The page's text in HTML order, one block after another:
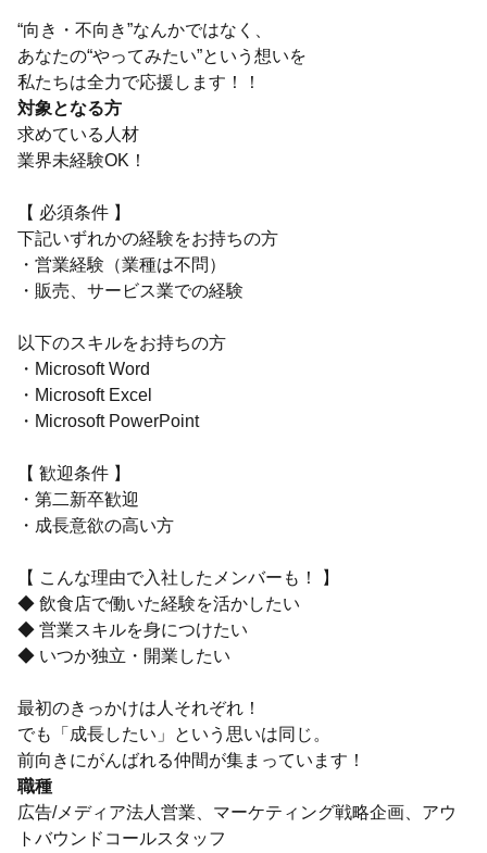
“向き・不向き”なんかではなく、
あなたの“やってみたい”という想いを
私たちは全力で応援します！！
対象となる方
求めている人材
業界未経験OK！
【 必須条件 】
下記いずれかの経験をお持ちの方
・営業経験（業種は不問）
・販売、サービス業での経験
以下のスキルをお持ちの方
・Microsoft Word
・Microsoft Excel
・Microsoft PowerPoint
【 歓迎条件 】
・第二新卒歓迎
・成長意欲の高い方
【 こんな理由で入社したメンバーも！ 】
◆ 飲食店で働いた経験を活かしたい
◆ 営業スキルを身につけたい
◆ いつか独立・開業したい
最初のきっかけは人それぞれ！
でも「成長したい」という思いは同じ。
前向きにがんばれる仲間が集まっています！
職種
広告/メディア法人営業、マーケティング戦略企画、アウ
トバウンドコールスタッフ